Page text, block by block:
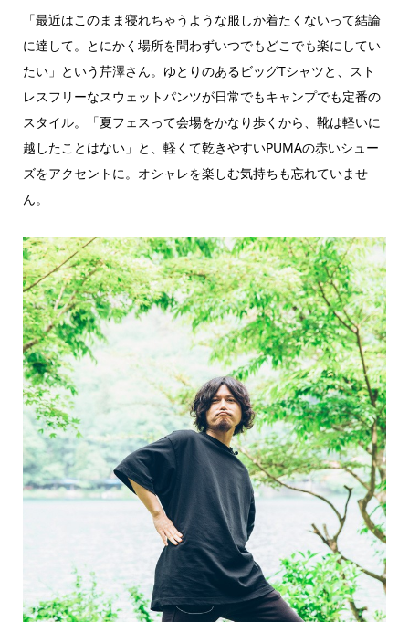
「最近はこのまま寝れちゃうような服しか着たくないって結論
に達して。とにかく場所を問わずいつでもどこでも楽にしてい
たい」という芹澤さん。ゆとりのあるビッグTシャツと、スト
レスフリーなスウェットパンツが日常でもキャンプでも定番の
スタイル。「夏フェスって会場をかなり歩くから、靴は軽いに
越したことはない」と、軽くて乾きやすいPUMAの赤いシュー
ズをアクセントに。オシャレを楽しむ気持ちも忘れていませ
ん。